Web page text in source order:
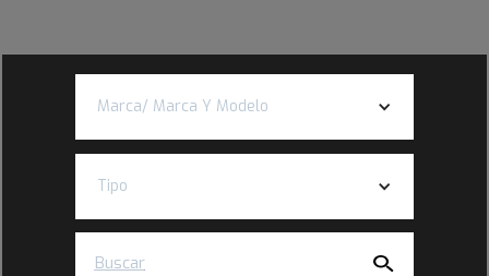
Marca/ Marca Y Modelo
Tipo
Buscar